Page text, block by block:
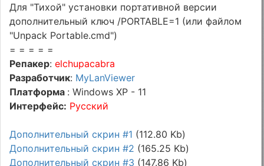
Для "Тихой" установки портативной версии
дополнительный ключ /PORTABLE=1 (или файлом
"Unpack Portable.cmd")
= = = = =
Репакер:elchupacabra
Разработчик: MyLanViewer
Платформа : Windows XP - 11
Интерфейс: Русский
Дополнительный скрин #1 (112.80 Kb)
Дополнительный скрин #2 (165.25 Kb)
Дополнительный скрин #3 (147.86 Kb)